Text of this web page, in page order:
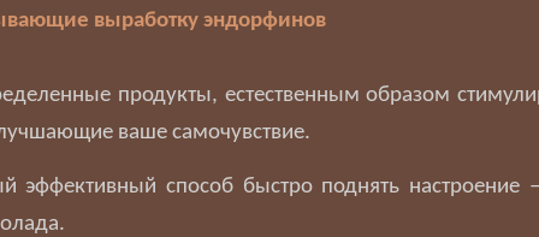
выработку эндорфинов
продукты, естественным образом
ваше самочувствие.
эффективный способ быстро поднять настроение –